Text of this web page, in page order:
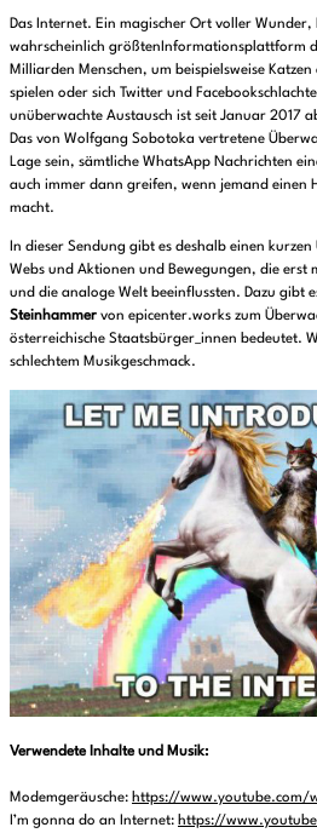
Das Internet. Ein magischer Ort voller
wahrscheinlich größtenInformationsplattform
Milliarden Menschen, um beispielsweise
spielen oder sich Twitter und
unüberwachte Austausch ist seit Januar 2017
Das von Wolfgang Sobotoka vertretene
Lage sein, sämtliche WhatsApp Nachrichten
auch immer dann greifen, wenn jemand einen
macht.
In dieser Sendung gibt es deshalb einen
Webs und Aktionen und Bewegungen, die erst
und die analoge Welt beeinflussten. Dazu gibt
Steinhammer von epicenter.works zum
österreichische Staatsbürger_innen bedeutet.
schlechtem Musikgeschmack.
Verwendete Inhalte und Musik:
Modemgeräusche: https://www.youtube.com/
I’m gonna do an Internet: https://